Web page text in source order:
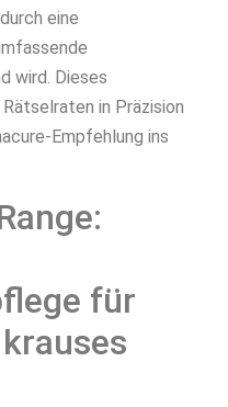
eine
wird. Dieses
in Präzision
Empfehlung ins
für